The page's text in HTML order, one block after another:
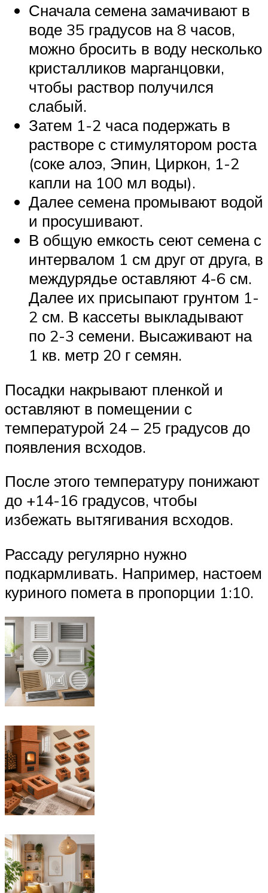
Сначала семена замачивают в
воде 35 градусов на 8 часов,
можно бросить в воду несколько
кристалликов марганцовки,
чтобы раствор получился
слабый.
Затем 1-2 часа подержать в
растворе с стимулятором роста
(соке алоэ, Эпин, Циркон, 1-2
капли на 100 мл воды).
Далее семена промывают водой
и просушивают.
В общую емкость сеют семена с
интервалом 1 см друг от друга, в
междурядье оставляют 4-6 см.
Далее их присыпают грунтом 1-
2 см. В кассеты выкладывают
по 2-3 семени. Высаживают на
1 кв. метр 20 г семян.
Посадки накрывают пленкой и
оставляют в помещении с
температурой 24 – 25 градусов до
появления всходов.
После этого температуру понижают
до +14-16 градусов, чтобы
избежать вытягивания всходов.
Рассаду регулярно нужно
подкармливать. Например, настоем
куриного помета в пропорции 1:10.